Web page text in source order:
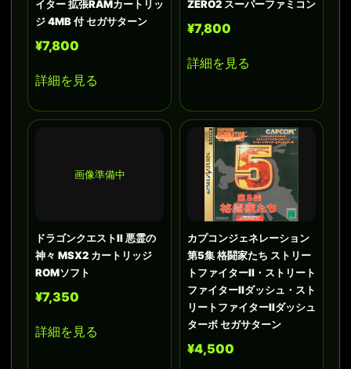
イター 拡張RAMカートリッ
ジ 4MB 付 セガサターン
¥7,800
詳細を見る
ZERO2 スーパーファミコン
¥7,800
詳細を見る
画像準備中
ドラゴンクエストII 悪霊の
神々 MSX2 カートリッジ
ROMソフト
¥7,350
詳細を見る
カプコンジェネレーション
第5集 格闘家たち ストリー
トファイターII・ストリート
ファイターIIダッシュ・スト
リートファイターIIダッシュ
ターボ セガサターン
¥4,500